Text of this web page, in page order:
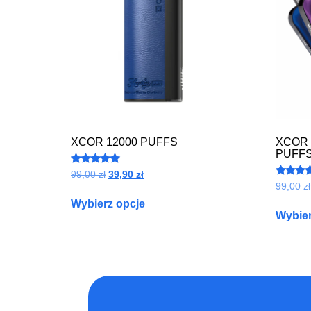
XCOR 12000 PUFFS
Oceniono
5.00
99,00zł 39,90 zł
Wybierz opcje
XCOR
4.88
99,00zł